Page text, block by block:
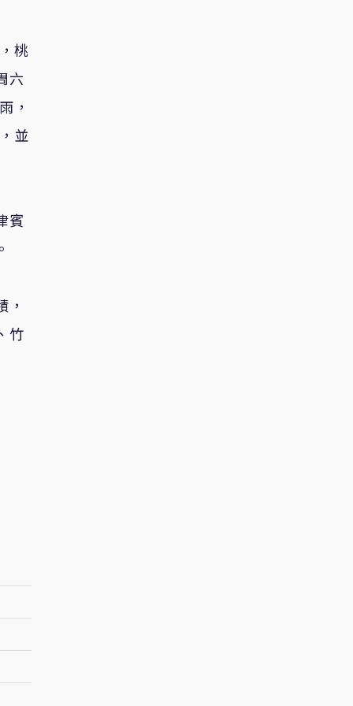
桃
六
，
並
賓
竹